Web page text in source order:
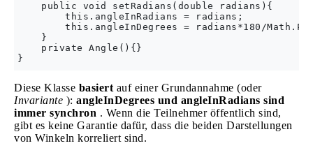
    public void setRadians(double radians){
        this.angleInRadians = radians;
this.angleInDegrees = radians*180/
    }
    private Angle(){}
Diese Klasse basiert auf einer Grundannahme (oder
Invariante ): angleInDegrees und angleInRadians sind
immer synchron . Wenn die Teilnehmer öffentlich sind,
gibt es keine Garantie dafür, dass die beiden Darstellungen
von Winkeln korreliert sind.